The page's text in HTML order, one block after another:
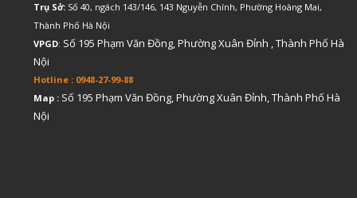
Trụ Sở: Số 40, ngách 143/146, 143 Nguyễn Chính, Phường Hoàng Mai,
Thành Phố Hà Nội
VPGD: Số 195 Phạm Văn Đồng, Phường Xuân Đỉnh , Thành Phố Hà
Nội
Hotline : 0948-27-99-88
Map : Số 195 Phạm Văn Đồng, Phường Xuân Đỉnh, Thành Phố Hà
Nội